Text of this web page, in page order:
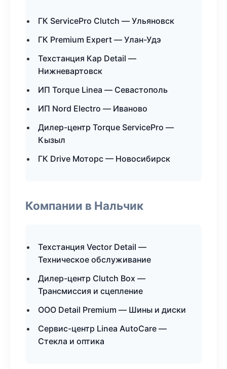
ГК ServicePro Clutch — Ульяновск
ГК Premium Expert — Улан-Удэ
Техстанция Кар Detail —
Нижневартовск
ИП Torque Linea — Севастополь
ИП Nord Electro — Иваново
Дилер-центр Torque ServicePro —
Кызыл
ГК Drive Моторс — Новосибирск
Компании в Нальчик
Техстанция Vector Detail —
Техническое обслуживание
Дилер-центр Clutch Box —
Трансмиссия и сцепление
ООО Detail Premium — Шины и диски
Сервис-центр Linea AutoCare —
Стекла и оптика